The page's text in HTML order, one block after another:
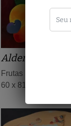
Aldemir Martins
Frutas
60 x 81 cm